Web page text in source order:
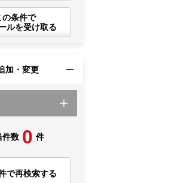
の条件で
ルを受け取る
加・変更
件数 0 件
で再検索する